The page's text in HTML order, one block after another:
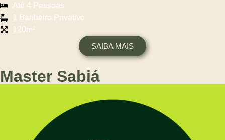
Até 4 Pessoas
1 Banheiro Privativo
120m²
SAIBA MAIS
Master Sabiá